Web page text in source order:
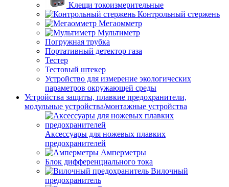
Клещи токоизмерительные
Контрольный стержень
Мегаомметр
Мультиметр
Погружная трубка
Портативный детектор газа
Тестер
Тестовый штекер
Устройство для измерение экологических
параметров окружающей среды
Устройства защиты, плавкие предохранители,
модульные устройства/монтажные устройства
Аксессуары для ножевых плавких
предохранителей
Амперметры
Блок дифференциального тока
Вилочный
предохранитель